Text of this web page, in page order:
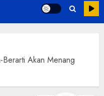
Akan Menang